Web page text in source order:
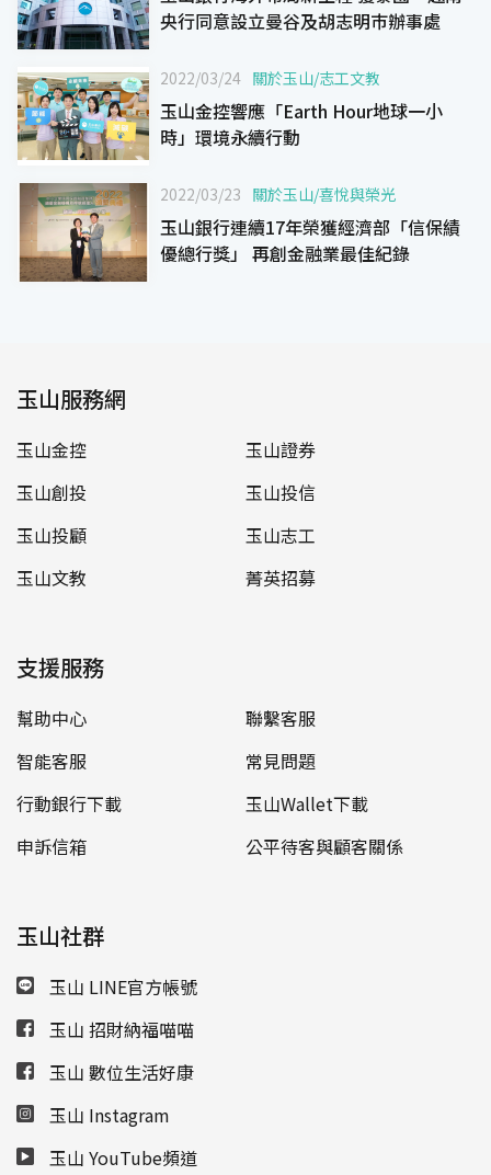
央行同意設立曼谷及胡志明巿辦事處
2022/03/24 關於玉山/志工文教
玉山金控響應「Earth Hour地球一小
時」環境永續行動
2022/03/23 關於玉山/喜悅與榮光
玉山銀行連續17年榮獲經濟部「信保績
優總行獎」 再創金融業最佳紀錄
玉山服務網
玉山金控
玉山證券
玉山創投
玉山投信
玉山投顧
玉山志工
玉山文教
菁英招募
支援服務
幫助中心
聯繫客服
智能客服
常見問題
行動銀行下載
玉山Wallet下載
申訴信箱
公平待客與顧客關係
玉山社群
玉山 LINE官方帳號
玉山 招財納福喵喵
玉山 數位生活好康
玉山 Instagram
玉山 YouTube頻道